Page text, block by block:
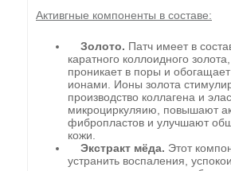
Активгные компоненты в составе:
Золото. Патч имеет в
каратного коллоидного
проникает в поры и
ионами. Ионы золота
производство коллагена и
микроциркуляию, повышают
фибропластов и улучшают
кожи.
Экстракт мёда. Этот
устранить воспаления,